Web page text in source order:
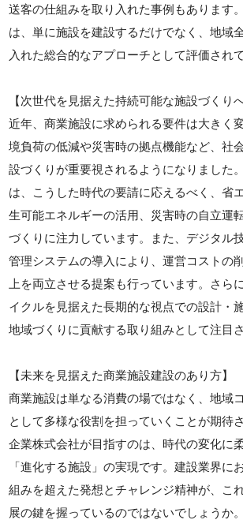
送客の仕組みを取り入れた事例もあります
は、単に施設を建設するだけでなく、地域
入れた総合的なアプローチとして評価され
【次世代を見据えた持続可能な施設づくり
近年、商業施設に求められる要件は大きく
境負荷の低減や災害時の拠点機能など、社
設づくりが重要視されるようになりました
は、こうした時代の要請に応えるべく、省
生可能エネルギーの活用、災害時の自立運
づくりに注力しています。また、デジタル
管理システムの導入により、運営コストの
上を両立させる提案も行っています。さら
イクルを見据えた長期的な視点での設計・
地域づくりに貢献する取り組みとして注目
【未来を見据えた商業施設建設のあり方】
商業施設は単なる消費の場ではなく、地域
として多様な役割を担っていくことが期待
企業株式会社が目指すのは、時代の変化に
「進化する施設」の実現です。建設業界に
組みを超えた発想とチャレンジ精神が、こ
展の鍵を握っているのではないでしょうか。